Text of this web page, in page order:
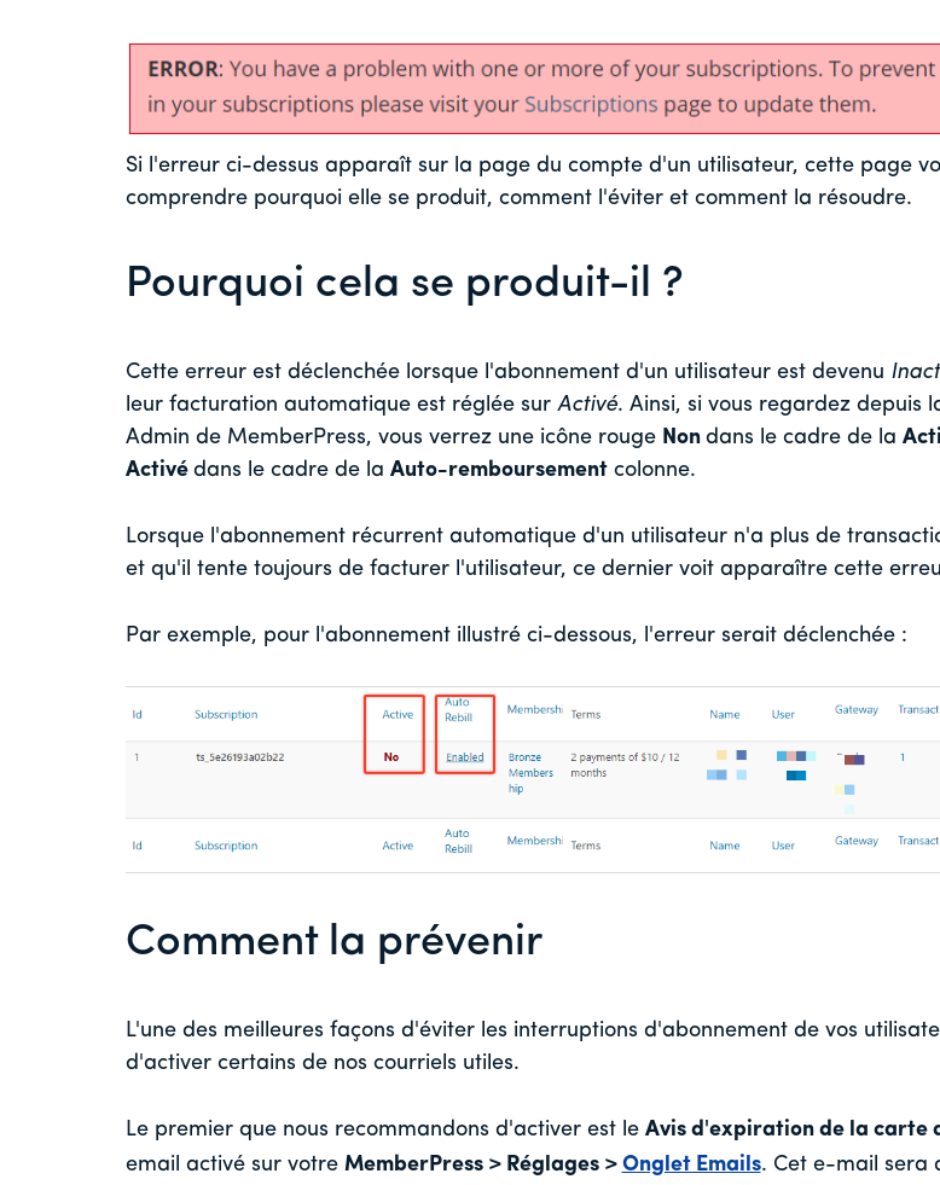
Si l'erreur ci-dessus apparaît sur la page du compte d'un utilisateur, cette page
comprendre pourquoi elle se produit, comment l'éviter et comment la résoudre.
Pourquoi cela se produit-il ?
Cette erreur est déclenchée lorsque l'abonnement d'un utilisateur est devenu I
leur facturation automatique est réglée sur Activé. Ainsi, si vous regardez depuis
Admin de MemberPress, vous verrez une icône rouge Non dans le cadre de la
Activé dans le cadre de la Auto-remboursementcolonne.
Lorsque l'abonnement récurrent automatique d'un utilisateur n'a plus de
et qu'il tente toujours de facturer l'utilisateur, ce dernier voit apparaître cette
Par exemple, pour l'abonnement illustré ci-dessous, l'erreur serait déclenchée :
Comment la prévenir
L'une des meilleures façons d'éviter les interruptions d'abonnement de vos
d'activer certains de nos courriels utiles.
Le premier que nous recommandons d'activer est le Avis d'expiration de la carte
email activé sur votre MemberPress > Réglages > Onglet Emails. Cet e-mail sera